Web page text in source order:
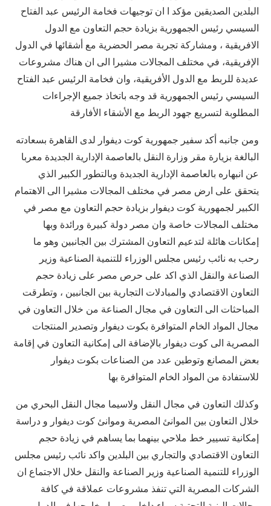
البلدين الصديقين مؤكد ا ان توجيهات فخامة الرئيس عبد الفتاح
السيسي رئيس الجمهورية بزيادة حجم التعاون مع الدول
الافريقية ، ومشاركة تجربة مصر الحضرية مع أشقائها في الدول
الإفريقية، في مختلف المجالات مشيرا الى ان هناك مشروعات
عديدة للربط مع الدول الأفريقية، وان فخامة الرئيس عبد الفتاح
السيسي رئيس الجمهورية قد وجه باتخاذ جميع الإجراءات
المطلوبة لتسريع جهود الربط مع الأشقاء الأفارقة
ومن جانبه أكد سفير جمهورية كوت ديفوار لدى القاهرة بسعادته
البالغة بزيارة مقر وزارة النقل بالعاصمة الإدارية الجديدة معربا
عن انبهاره بالعاصمة الإدارية الجديدة وبالتطور الكبير الذي
يتحقق على ارض مصر في مختلف المجالات مشيرا الى الاهتمام
الكبير لجمهورية كوت ديفوار بزيادة حجم التعاون مع مصر في
مختلف المجالات خاصة وان مصر دولة كبيرة ورائدة وبها
إمكانات هائلة لتدعيم التعاون المشترك بين الجانبين وهو ما
رحب به نائب رئيس مجلس الوزراء للتنمية الصناعية وزير
الصناعة والنقل الذي اكد على حرص مصر على زيادة حجم
التعاون الاقتصادي والمبادلات التجارية بين الجانبين ، وتطرقت
المباحثات الى التعاون في مجال الصناعة من خلال التعاون في
مجال المواد الخام المتوافرة بكوت ديفوار وتصدير المنتجات
المصرية الى كوت ديفوار بالإضافة الى إمكانية التعاون في إقامة
بعض المصانع وتوطين عدد من الصناعات بكوت ديفوار
للاستفادة من المواد الخام المتوافرة بها
وكذلك التعاون في مجال النقل ولاسيما مجال النقل البحري من
خلال التعاون بين الموانئ المصرية وموانئ كوت ديفوار و دراسة
إمكانية تسيير خط ملاحي بينهما بما يساهم في زيادة حجم
التعاون الاقتصادي والتجاري بين البلدين واكد نائب رئيس مجلس
الوزراء للتنمية الصناعية وزير الصناعة والنقل خلال الاجتماع ان
الشركات المصرية التي تنفذ مشروعات عملاقة في كافة